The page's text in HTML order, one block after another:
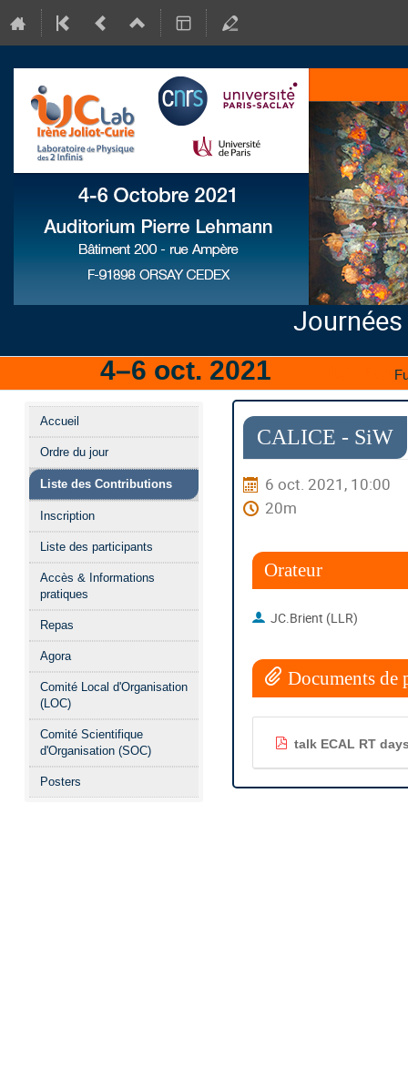
Journées
4–6 oct. 2021
Menu
de
l'événement
Accueil
Ordre du jour
Liste des Contributions
Inscription
Liste des participants
Accès & Informations
pratiques
Repas
Agora
Comité Local d'Organisation
(LOC)
Comité Scientifique
d'Organisation (SOC)
Posters
CALICE - SiW
6 oct. 2021, 10:00
20m
Orateur
JC.Brient (LLR)
Documents de
talk ECAL RT